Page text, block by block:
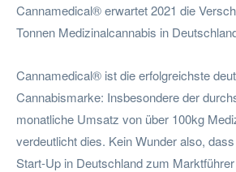
Cannamedical® erwartet 2021 die
Tonnen Medizinalcannabis in
Cannamedical® ist die erfolgreichste
Cannabismarke: Insbesondere der
monatliche Umsatz von über 100kg
verdeutlicht dies. Kein Wunder also,
Start-Up in Deutschland zum